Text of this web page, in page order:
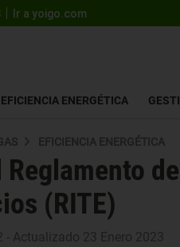
Ir a yoigo.com
EFICIENCIA ENERGÉTICA
EFICIENCIA ENERGÉTICA
Reglamento
(RITE)
- Actualizado 23 Enero 2023